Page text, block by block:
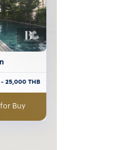
- 25,000THB
Buy